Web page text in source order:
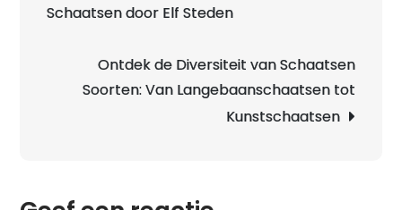
Schaatsen door Elf Steden
Ontdek de Diversiteit van Schaatsen
Soorten: Van Langebaanschaatsen tot
Kunstschaatsen